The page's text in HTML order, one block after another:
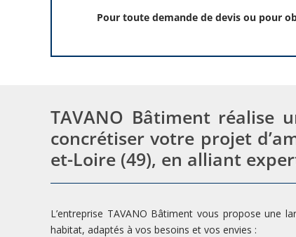
Pour toute demande de devis ou pour
TAVANO Bâtiment réalise
concrétiser votre projet
et-Loire (49), en alliant
L’entreprise TAVANO Bâtiment vous propose une
habitat, adaptés à vos besoins et vos envies :